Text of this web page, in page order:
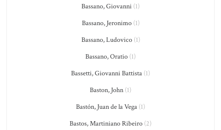
Bassano, Giovanni (1)
Bassano, Jeronimo(1)
Bassano, Ludovico(1)
Bassano, Oratio (1)
Bassetti, Giovanni Battista (1)
Baston, John (1)
Bastón, Juan de la Vega (1)
Bastos, Martiniano Ribeiro (2)